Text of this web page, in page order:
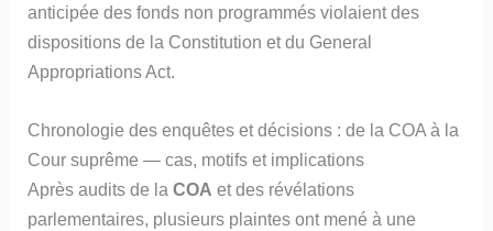
anticipée des fonds non programmés violaient des
dispositions de la Constitution et du General
Appropriations Act.
Chronologie des enquêtes et décisions : de la COA à la
Cour suprême — cas, motifs et implications
Après audits de laCOA et des révélations
parlementaires, plusieurs plaintes ont mené à une